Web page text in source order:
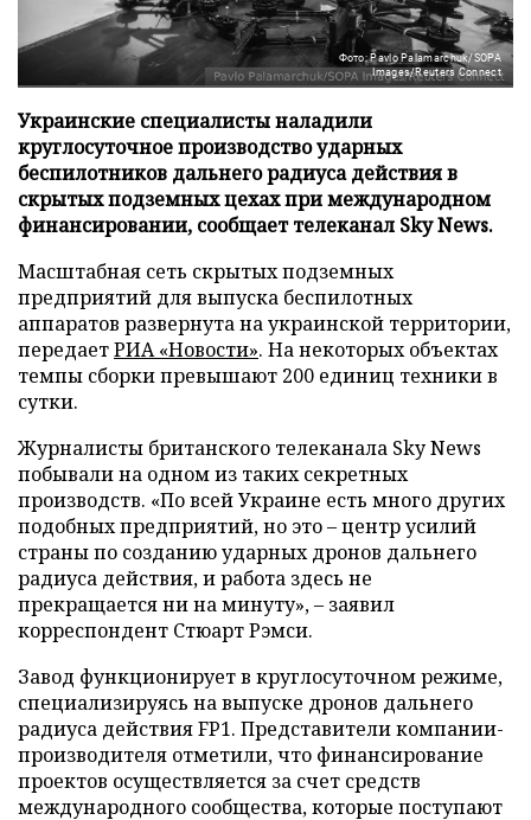
Фото: Pavlo Palamarchuk/SOPA
Images/Reuters Connect
Украинские специалисты наладили
круглосуточное производство ударных
беспилотников дальнего радиуса действия в
скрытых подземных цехах при международном
финансировании, сообщает телеканал Sky News.
Масштабная сеть скрытых подземных
предприятий для выпуска беспилотных
аппаратов развернута на украинской территории,
передаетРИА «Новости». На некоторых объектах
темпы сборки превышают 200 единиц техники в
сутки.
Журналисты британского телеканала Sky News
побывали на одном из таких секретных
производств. «По всей Украине есть много других
подобных предприятий, но это – центр усилий
страны по созданию ударных дронов дальнего
радиуса действия, и работа здесь не
прекращается ни на минуту», – заявил
корреспондент Стюарт Рэмси.
Завод функционирует в круглосуточном режиме,
специализируясь на выпуске дронов дальнего
радиуса действия FP1. Представители компании-
производителя отметили, что финансирование
проектов осуществляется за счет средств
международного сообщества, которые поступают